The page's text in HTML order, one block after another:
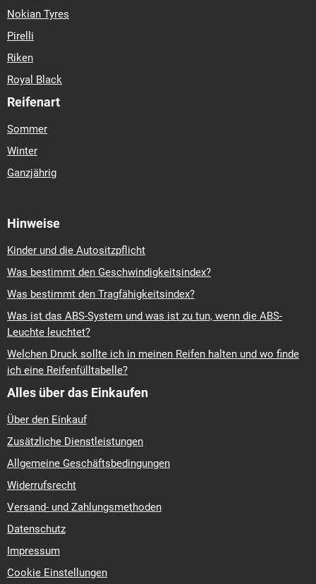
Nokian Tyres
Pirelli
Riken
Royal Black
Reifenart
Sommer
Winter
Ganzjährig
Hinweise
Kinder und die Autositzpflicht
Was bestimmt den Geschwindigkeitsindex?
Was bestimmt den Tragfähigkeitsindex?
Was ist das ABS-System und was ist zu tun, wenn die ABS-
Leuchte leuchtet?
Welchen Druck sollte ich in meinen Reifen halten und wo finde
ich eine Reifenfülltabelle?
Alles über das Einkaufen
Über den Einkauf
Zusätzliche Dienstleistungen
Allgemeine Geschäftsbedingungen
Widerrufsrecht
Versand- und Zahlungsmethoden
Datenschutz
Impressum
Cookie Einstellungen